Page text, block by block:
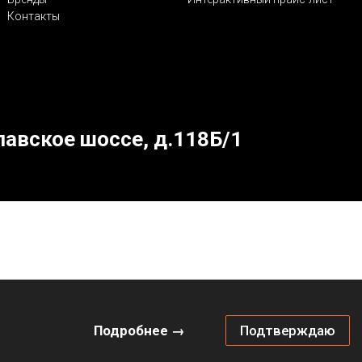
Подробнее → Подтверждаю
Контакты
шоссе, д.118Б/1